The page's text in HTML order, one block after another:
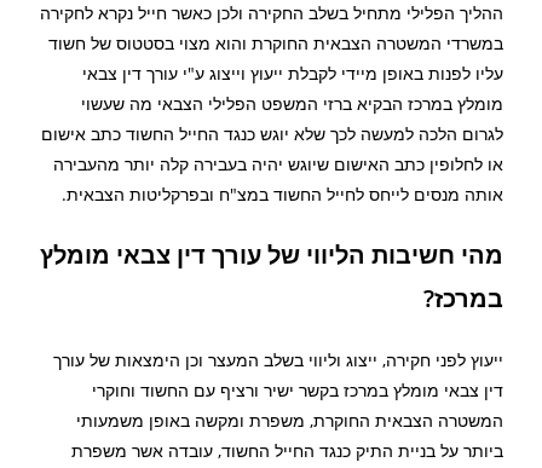
ההליך הפלילי מתחיל בשלב החקירה ולכן כאשר חייל נקרא לחקירה
במשרדי המשטרה הצבאית החוקרת והוא מצוי בסטטוס של חשוד
עליו לפנות באופן מיידי לקבלת ייעוץ וייצוג ע"י עורך דין צבאי
מומלץ במרכז הבקיא ברזי המשפט הפלילי הצבאי מה שעשוי
לגרום הלכה למעשה לכך שלא יוגש כנגד החייל החשוד כתב אישום
או לחלופין כתב האישום שיוגש יהיה בעבירה קלה יותר מהעבירה
אותה מנסים לייחס לחייל החשוד במצ"ח ובפרקליטות הצבאית.
מהי חשיבות הליווי של עורך דין צבאי מומלץ
במרכז?
ייעוץ לפני חקירה, ייצוג וליווי בשלב המעצר וכן הימצאות של עורך
דין צבאי מומלץ במרכז בקשר ישיר ורציף עם החשוד וחוקרי
המשטרה הצבאית החוקרת, משפרת ומקשה באופן משמעותי
ביותר על בניית התיק כנגד החייל החשוד, עובדה אשר משפרת